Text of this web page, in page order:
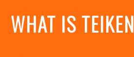
WHAT IS TEIKEN